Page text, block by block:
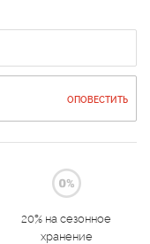
ОПОВЕСТИТЬ
20% на сезонное
хранение